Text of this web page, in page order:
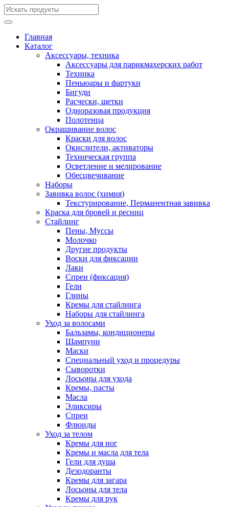
Главная
Каталог
Аксессуары, техника
Аксессуары для парикмахерских работ
Техника
Пеньюары и фартуки
Бигуди
Расчески, щетки
Одноразовая продукция
Полотенца
Окрашивание волос
Краски для волос
Окислители, активаторы
Техническая группа
Осветление и мелирование
Обесцвечивание
Наборы
Завивка волос (химия)
Текстурирование, Перманентная завивка
Краска для бровей и ресниц
Стайлинг
Пены, Муссы
Молочко
Другие продукты
Воски для фиксации
Лаки
Спреи (фиксация)
Гели
Глины
Кремы для стайлинга
Наборы для стайлинга
Уход за волосами
Бальзамы, кондиционеры
Шампуни
Маски
Специальный уход и процедуры
Сыворотки
Лосьоны для ухода
Кремы, пасты
Масла
Эликсиры
Спреи
Флюиды
Уход за телом
Кремы для ног
Кремы и масла для тела
Гели для душа
Дезодоранты
Кремы для загара
Лосьоны для тела
Кремы для рук